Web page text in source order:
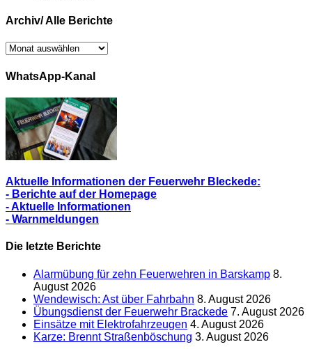
Archiv/ Alle Berichte
Archiv/
Berichte
WhatsApp-Kanal
Aktuelle Informationen der Feuerwehr Bleckede:
- Berichte auf der Homepage
- Aktuelle Informationen
- Warnmeldungen
Die letzte Berichte
Alarmübung für zehn Feuerwehren in Barskamp 8.
August 2026
Wendewisch: Ast über Fahrbahn 8. August 2026
Übungsdienst der Feuerwehr Brackede 7. August 2026
Einsätze mit Elektrofahrzeugen 4. August 2026
Karze: Brennt Straßenböschung 3. August 2026